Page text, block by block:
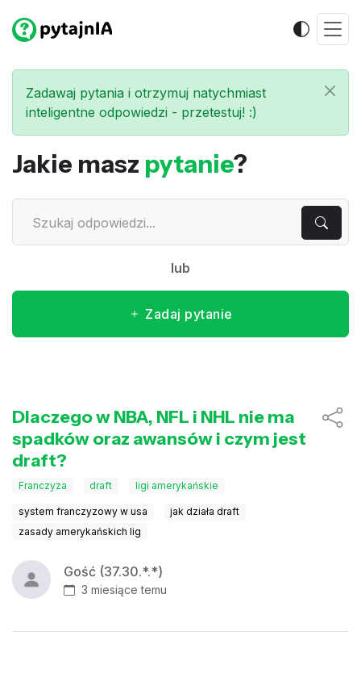
Zadawaj pytania i otrzymuj natychmiast
inteligentne odpowiedzi - przetestuj! :)
Jakie masz pytanie?
lub
Zadaj pytanie
Dlaczego w NBA, NFL i NHL nie ma
spadków oraz awansów i czym jest
draft?
Franczyza draft ligi amerykańskie
system franczyzowy w usa
jak działa draft
zasady amerykańskich lig
Gość (37.30.*.*)
3 miesiące temu